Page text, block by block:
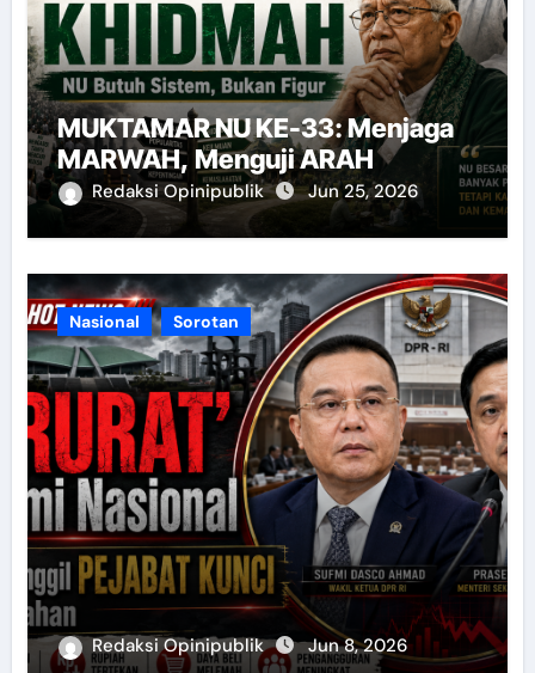
MUKTAMAR NU KE-33: Menjaga
MARWAH, Menguji ARAH
Redaksi Opinipublik Jun 25, 2026
Nasional Sorotan
Redaksi Opinipublik Jun 8, 2026